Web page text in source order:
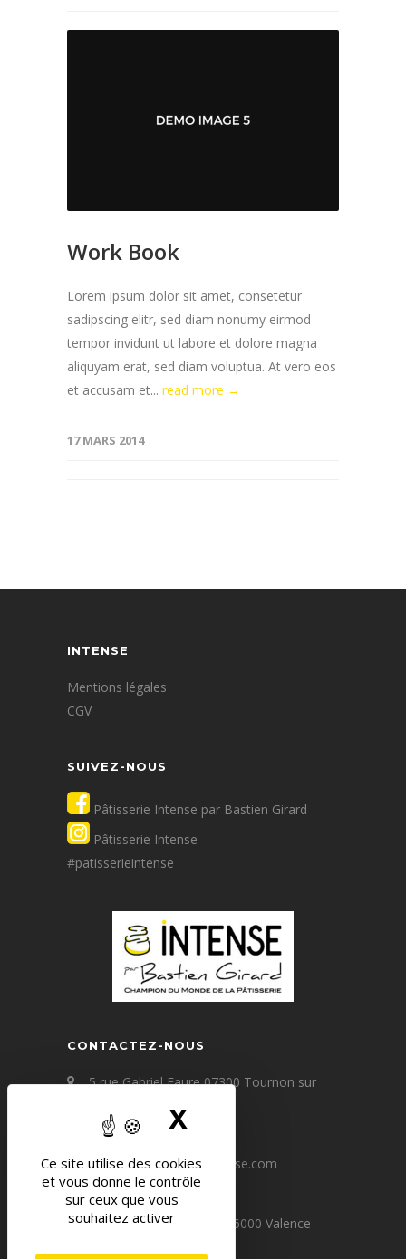
Ce site utilise des cookies
et vous donne le contrôle
sur ceux que vous
souhaitez activer
X
Work Book
Lorem ipsum dolor sit amet, consetetur
sadipscing elitr, sed diam nonumy eirmod
tempor invidunt ut labore et dolore magna
aliquyam erat, sed diam voluptua. At vero eos
et accusam et... read more →
17 MARS 2014
INTENSE
Mentions légales
CGV
SUIVEZ-NOUS
Pâtisserie Intense par Bastien Girard
Pâtisserie Intense
#patisserieintense
CONTACTEZ-NOUS
5 rue Gabriel Faure 07300 Tournon sur
+33(0) 4 75 09 67 60
contact@patisserie-intense.com
64 avenue Victor Hugo 26000 Valence
+33(0) 4 75 80 24 83